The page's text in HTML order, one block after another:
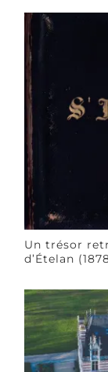
Un trésor
d’Ételan